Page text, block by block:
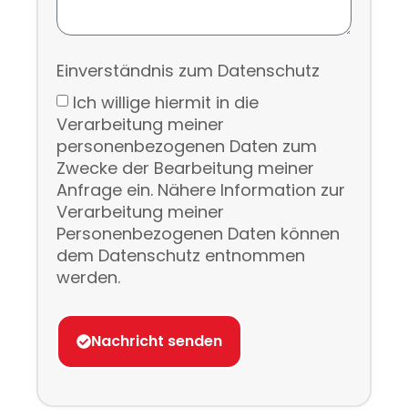
Einverständnis zum Datenschutz
Ich willige hiermit in die
Verarbeitung meiner
personenbezogenen Daten zum
Zwecke der Bearbeitung meiner
Anfrage ein. Nähere Information zur
Verarbeitung meiner
Personenbezogenen Daten können
dem Datenschutz entnommen
werden.
Nachricht senden